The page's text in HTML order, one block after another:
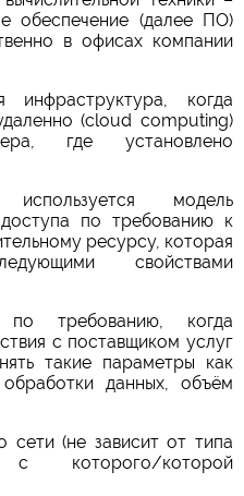
обеспечение (далее ПО)
в офисах компании
инфраструктура, когда
(cloud computing)
где установлено
модель
по требованию к
ресурсу, которая
свойствами
требованию, когда
с поставщиком услуг
такие параметры как
данных, объём
сети (не зависит от типа
с которого/которой